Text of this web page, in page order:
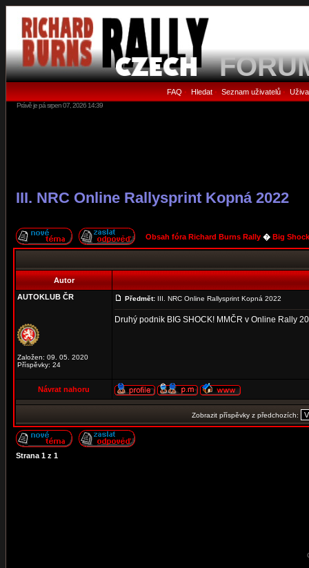
FAQ • Hledat• Seznam uživatelů•
Právě je pá srpen 07, 2026 14:39
III. NRC Online Rallysprint Kopná 2022
Obsah fóra Richard Burns Rally � Big
Autor
AUTOKLUB ČR
Založen: 09. 05. 2020
Příspěvky: 24
Předmět: III. NRC Online Rallysprint Kopná 2022
Druhý podnik BIG SHOCK! MMČR v Online Rally
Návrat nahoru
Zobrazit příspěvky z předchozích:
Strana 1 z 1